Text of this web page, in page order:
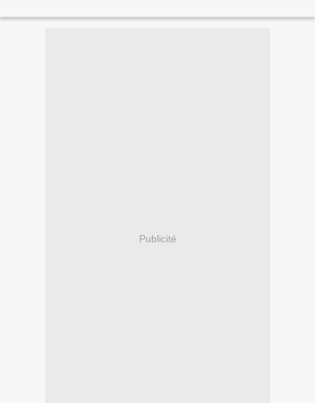
Publicité